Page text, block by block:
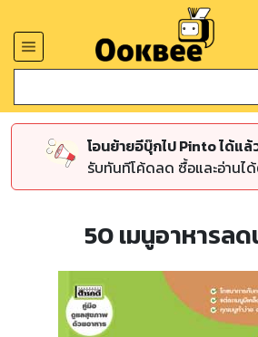
โอนย้ายอีบุ๊กไป Pinto ได้แ
รับทันทีโค้ดลด ซื้อและอ่านไ
50 เมนูอาหารล